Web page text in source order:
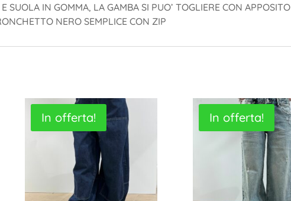
SUOLA IN GOMMA, LA GAMBA SI PUO’ TOGLIERE CON APPOSITO
NERO SEMPLICE CON ZIP
In offerta! In offerta!